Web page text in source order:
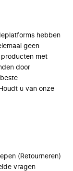
hebben
geen
met
door
u van onze
(Retourneren)
vragen